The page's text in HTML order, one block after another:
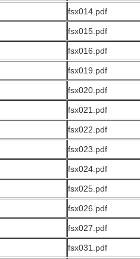
fsx014.pdf
fsx015.pdf
fsx016.pdf
fsx019.pdf
fsx020.pdf
fsx021.pdf
fsx022.pdf
fsx023.pdf
fsx024.pdf
fsx025.pdf
fsx026.pdf
fsx027.pdf
fsx031.pdf